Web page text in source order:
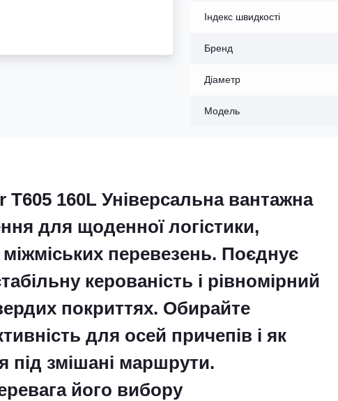
Індекс швидкості
Бренд
Діаметр
Модель
T605 160L Універсальна вантажна
для щоденної логістики,
міжміських перевезень. Поєднує
керованість і рівномірний
покриттях. Обирайте
для осей причепів і як
під змішані маршрути.
його вибору